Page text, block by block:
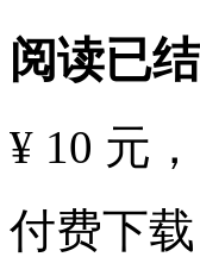
阅读已
¥ 10 元
付费下载